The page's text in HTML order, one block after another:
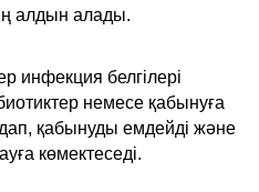
алдын алады.
инфекция белгілері
немесе қабынуға
қабынуды емдейді және
көмектеседі.